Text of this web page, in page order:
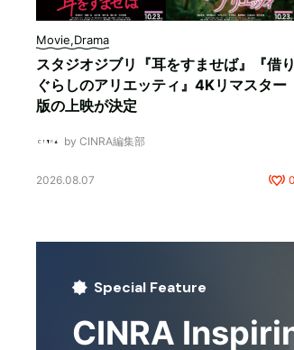
Movie,Drama
スタジオジブリ『耳をすませば』『借り
ぐらしのアリエッティ』4Kリマスター
版の上映が決定
by CINRA編集部
2026.08.07 0
Special Feature
CINRA